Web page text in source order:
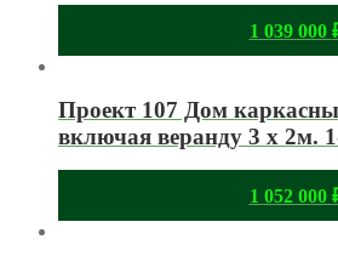
1 039 000
Проект 107 Дом
включая веранду 3 х 2м.
1 052 000